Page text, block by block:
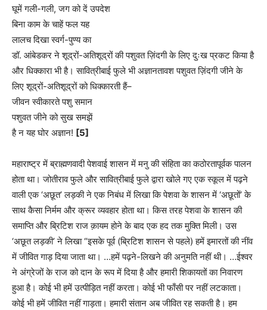
घूमें गली-गली, जग को दें उपदेश
बिना काम के चाहें फल यह
लालच दिखा स्वर्ग-पुण्य का
डॉ. आंबेडकर ने शूद्रों-अतिशूद्रों की पशुवत ज़िंदगी के लिए दुःख प्रकट किया है
और धिक्कारा भी है। सावित्रीबाई फुले भी अज्ञानतावश पशुवत ज़िंदगी जीने के
लिए शूद्रों-अतिशूद्रों को धिक्कारती हैं–
जीवन स्वीकारते पशु समान
पशुवत जीने को सुख समझें
है न यह घोर अज्ञान! [5]
महाराष्ट्र में ब्राह्मणवादी पेशवाई शासन में मनु की संहिता का कठोरतापूर्वक पालन
होता था। जोतीराव फुले और सावित्रीबाई फुले द्वारा खोले गए एक स्कूल में पढ़ने
वाली एक ‘अछूत’ लड़की ने एक निबंध में लिखा कि पेशवा के शासन में ‘अछूतों’ के
साथ कैसा निर्मम और क्रूर व्यवहार होता था। किस तरह पेशवा के शासन की
समाप्ति और ब्रिटिश राज क़ायम होने के बाद एक हद तक मुक्ति मिली। उस
‘अछूत लड़की’ ने लिखा “इसके पूर्व (ब्रिटिश शासन से पहले) हमें इमारतों की नींव
में जीवित गाड़ दिया जाता था। …हमें पढ़ने-लिखने की अनुमति नहीं थी। …ईश्वर
ने अंग्रेजों के राज को दान के रूप में दिया है और हमारी शिकायतों का निवारण
हुआ है। कोई भी हमें उत्पीड़ित नहीं करता। कोई भी फाँसी पर नहीं लटकाता।
कोई भी हमें जीवित नहीं गाड़ता। हमारी संतान अब जीवित रह सकती है। हम